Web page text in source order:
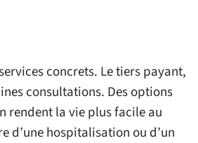
concrets. Le tiers payant,
consultations. Des options
rendent la vie plus facile au
d’une hospitalisation ou d’un